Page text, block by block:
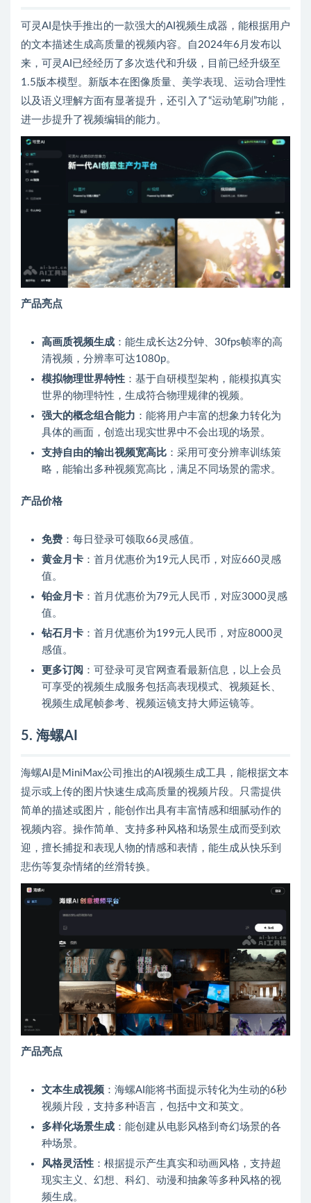
可灵AI是快手推出的一款强大的AI视频生成器，能根据用户
的文本描述生成高质量的视频内容。自2024年6月发布以
来，可灵AI已经经历了多次迭代和升级，目前已经升级至
1.5版本模型。新版本在图像质量、美学表现、运动合理性
以及语义理解方面有显著提升，还引入了“运动笔刷”功能，
进一步提升了视频编辑的能力。
产品亮点
高画质视频生成 ：能生成长达2分钟、30fps帧率的高
清视频，分辨率可达1080p。
模拟物理世界特性 ：基于自研模型架构，能模拟真实
世界的物理特性，生成符合物理规律的视频。
强大的概念组合能力 ：能将用户丰富的想象力转化为
具体的画面，创造出现实世界中不会出现的场景。
支持自由的输出视频宽高比 ：采用可变分辨率训练策
略，能输出多种视频宽高比，满足不同场景的需求。
产品价格
免费 ：每日登录可领取66灵感值。
黄金月卡 ：首月优惠价为19元人民币，对应660灵感
值。
铂金月卡 ：首月优惠价为79元人民币，对应3000灵感
值。
钻石月卡 ：首月优惠价为199元人民币，对应8000灵
感值。
更多订阅 ：可登录可灵官网查看最新信息，以上会员
可享受的视频生成服务包括高表现模式、视频延长、
视频生成尾帧参考、视频运镜支持大师运镜等。
5. 海螺AI
海螺AI是MiniMax公司推出的AI视频生成工具，能根据文本
提示或上传的图片快速生成高质量的视频片段。只需提供
简单的描述或图片，能创作出具有丰富情感和细腻动作的
视频内容。操作简单、支持多种风格和场景生成而受到欢
迎，擅长捕捉和表现人物的情感和表情，能生成从快乐到
悲伤等复杂情绪的丝滑转换。
产品亮点
文本生成视频 ：海螺AI能将书面提示转化为生动的6秒
视频片段，支持多种语言，包括中文和英文。
多样化场景生成 ：能创建从电影风格到奇幻场景的各
种场景。
风格灵活性 ：根据提示产生真实和动画风格，支持超
现实主义、幻想、科幻、动漫和抽象等多种风格的视
频生成。